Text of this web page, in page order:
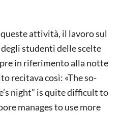
attività, il lavoro sul
degli studenti delle scelte
in riferimento alla notte
recitava così: «The so-
night” is quite difficult to
manages to use more